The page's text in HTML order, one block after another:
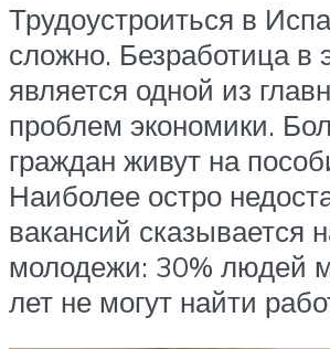
Трудоустроиться в
сложно. Безработица в
является одной из
проблем экономики.
граждан живут на
Наиболее остро
вакансий сказывается
молодежи: 30% людей
лет не могут найти